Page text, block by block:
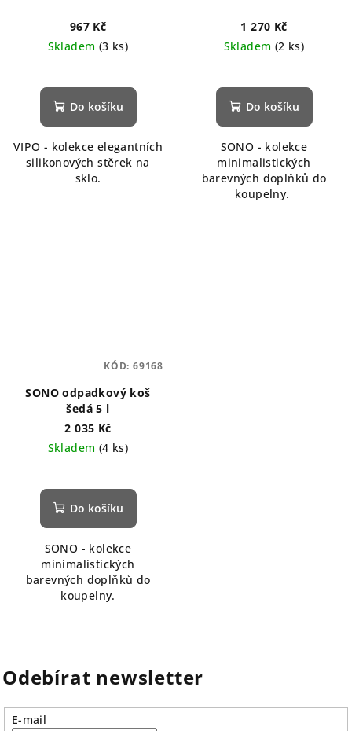
967 Kč
Skladem (3 ks)
Do košíku
VIPO - kolekce elegantních
silikonových stěrek na
sklo.
1 270 Kč
Skladem (2 ks)
Do košíku
SONO - kolekce
minimalistických
barevných doplňků do
koupelny.
SONO odpadkový koš
šedá 5 l
2 035 Kč
Skladem (4 ks)
Do košíku
SONO - kolekce
minimalistických
barevných doplňků do
koupelny.
KÓD: 69168
Odebírat newsletter
E-mail